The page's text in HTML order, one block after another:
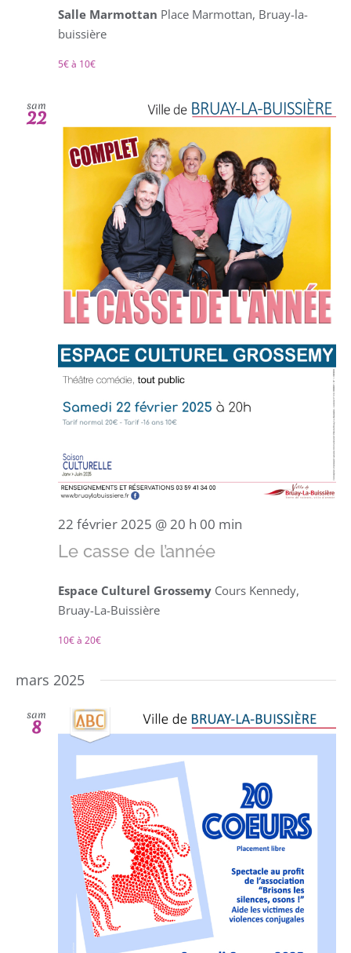
Salle Marmottan Place Marmottan, Bruay-la-
buissière
5€ à 10€
sam
22
22 février 2025 @ 20 h 00 min
Le casse de l’année
Espace Culturel Grossemy Cours Kennedy,
Bruay-La-Buissière
10€ à 20€
mars 2025
sam
8